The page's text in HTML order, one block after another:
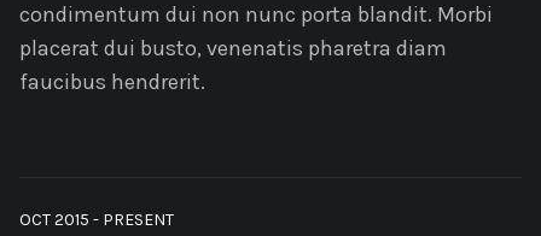
condimentum dui non nunc porta blandit. Morbi
placerat dui busto, venenatis pharetra diam
faucibus hendrerit.
OCT 2015 - PRESENT